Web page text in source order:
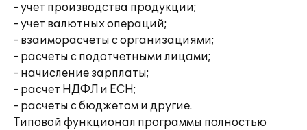
- учет производства продукции;
- учет валютных операций;
- взаиморасчеты с организациями;
- расчеты с подотчетными лицами;
- начисление зарплаты;
- расчет НДФЛ и ЕСН;
- расчеты с бюджетом и другие.
Типовой функционал программы полностью